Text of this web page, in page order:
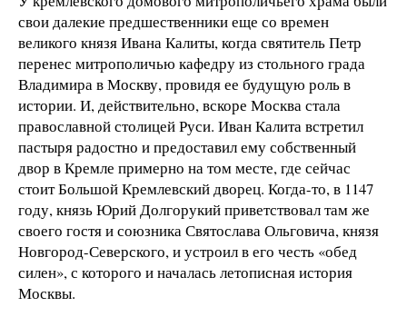
свои далекие предшественники еще со времен
великого князя Ивана Калиты, когда святитель Петр
перенес митрополичью кафедру из стольного града
Владимира в Москву, провидя ее будущую роль в
истории. И, действительно, вскоре Москва стала
православной столицей Руси. Иван Калита встретил
пастыря радостно и предоставил ему собственный
двор в Кремле примерно на том месте, где сейчас
стоит Большой Кремлевский дворец. Когда-то, в 1147
году, князь Юрий Долгорукий приветствовал там же
своего гостя и союзника Святослава Ольговича, князя
Новгород-Северского, и устроил в его честь «обед
силен», с которого и началась летописная история
Москвы.